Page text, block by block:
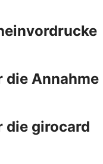
die Annahme
die girocard